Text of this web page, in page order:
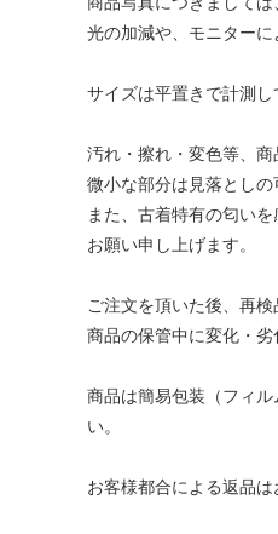
光の加減や、モニターに
サイズは平置きで計測
汚れ・擦れ・変色等、商
微小な部分は見落としの
また、古着特有の匂い
お願い申し上げます。
ご注文を頂いた後、再検
商品の保管中に変化・劣
商品は簡易包装（フィ
い。
お客様都合による返品は